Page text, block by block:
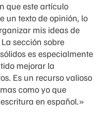
que este artículo
un texto de opinión, lo
mis ideas de
sección sobre
es especialmente
mejorar la
Es un recurso valioso
como yo que
en español.»